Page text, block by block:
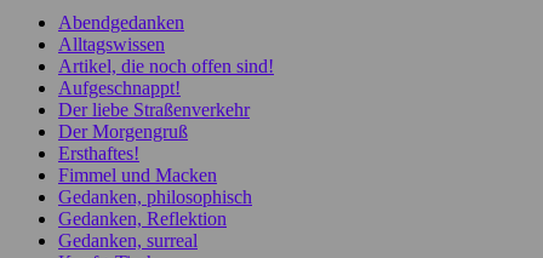
Abendgedanken
Alltagswissen
Artikel, die noch offen sind!
Aufgeschnappt!
Der liebe Straßenverkehr
Der Morgengruß
Ersthaftes!
Fimmel und Macken
Gedanken, philosophisch
Gedanken, Reflektion
Gedanken, surreal